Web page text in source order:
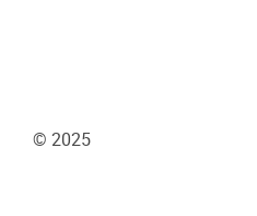
© 2025